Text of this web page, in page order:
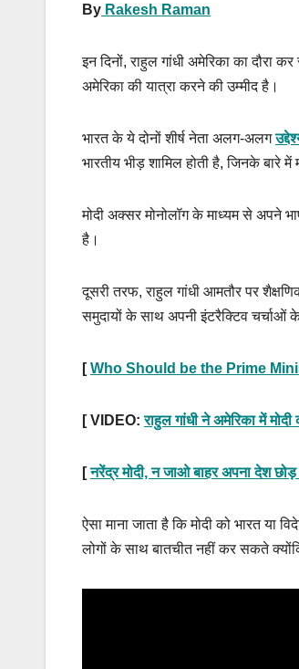
By Rakesh Raman
इन दिनों, राहुल गांधी अमेरिका का दौरा
अमेरिका की यात्रा करने की उम्मीद है।
भारत के ये दोनों शीर्ष नेता अलग-अलग
भारतीय भीड़ शामिल होती है, जिनके बारे
मोदी अक्सर मोनोलॉग के माध्यम से अपने
है।
दूसरी तरफ, राहुल गांधी आमतौर पर
समुदायों के साथ अपनी इंटरैक्टिव चर्चाओं
[Who Should be the Prime
[ VIDEO:राहुल गांधी ने अमेरिका में
[नरेंद्र मोदी, न जाओ बाहर अपना देश
ऐसा माना जाता है कि मोदी को भारत या
लोगों के साथ बातचीत नहीं कर सकते